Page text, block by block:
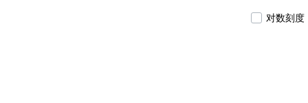
对数刻度